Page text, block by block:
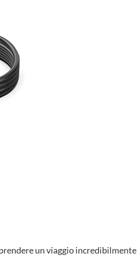
un viaggio incredibilmente